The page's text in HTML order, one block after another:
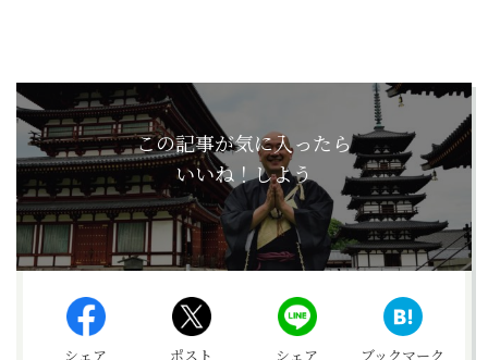
この記事が気に入ったら
いいね！しよう
シェア ポスト シェア ブックマーク